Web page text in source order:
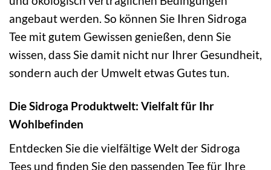
angebaut werden. So können Sie Ihren Sidroga
Tee mit gutem Gewissen genießen, denn Sie
wissen, dass Sie damit nicht nur Ihrer Gesundheit,
sondern auch der Umwelt etwas Gutes tun.
Die Sidroga Produktwelt: Vielfalt für Ihr
Wohlbefinden
Entdecken Sie die vielfältige Welt der Sidroga
Tees und finden Sie den passenden Tee für Ihre